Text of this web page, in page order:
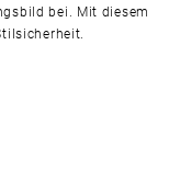
bei. Mit diesem